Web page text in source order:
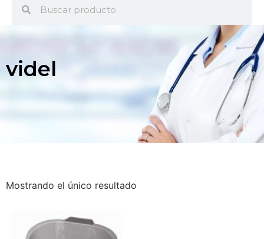
videl
Mostrando el único resultado